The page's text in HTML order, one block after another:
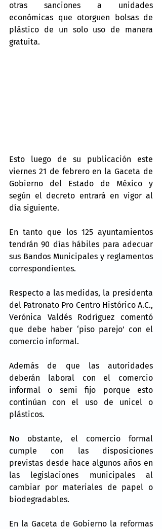
otras sanciones a unidades
económicas que otorguen bolsas de
plástico de un solo uso de manera
gratuita.
Esto luego de su publicación este
viernes 21 de febrero en la Gaceta de
Gobierno del Estado de México y
según el decreto entrará en vigor al
día siguiente.
En tanto que los 125 ayuntamientos
tendrán 90 días hábiles para adecuar
sus Bandos Municipales y reglamentos
correspondientes.
Respecto a las medidas, la presidenta
del Patronato Pro Centro Histórico A.C.,
Verónica Valdés Rodríguez comentó
que debe haber ‘piso parejo’ con el
comercio informal.
Además de que las autoridades
deberán laboral con el comercio
informal o semi fijo porque esto
continúan con el uso de unicel o
plásticos.
No obstante, el comercio formal
cumple con las disposiciones
previstas desde hace algunos años en
las legislaciones municipales al
cambiar por materiales de papel o
biodegradables.
En la Gaceta de Gobierno la reformas